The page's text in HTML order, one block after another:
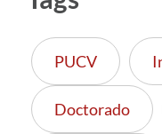
PUCV
Doctorado